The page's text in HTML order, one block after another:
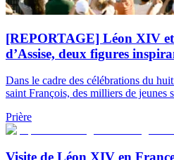
[REPORTAGE] Léon XIV
d’Assise, deux figures
Dans le cadre des célébrations du
saint François, des milliers de jeunes
Prière
Visite de Léon XIV en